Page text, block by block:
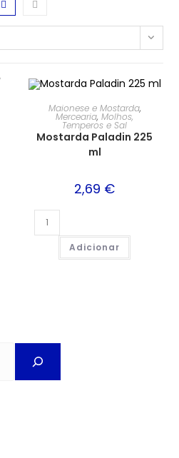
Maionese e Mostarda,
Mercearia,Molhos,
Temperos e Sal
Mostarda Paladin 225
ml
2,69 €
Adicionar